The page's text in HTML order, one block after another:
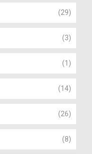
(29)
(3)
(1)
(14)
(26)
(8)